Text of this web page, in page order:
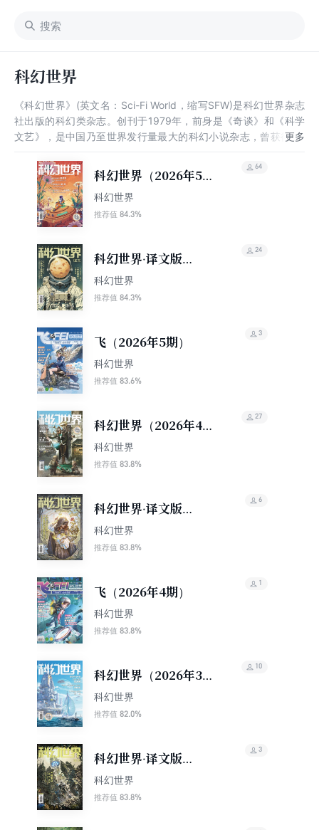
科幻世界
《科幻世界》(英文名：Sci-Fi World，缩写SFW)是科幻世界杂志
社出版的科幻类杂志。创刊于1979年，前身是《奇谈》和《科学
文艺》，是中国乃至世界发行量最大的科幻小说杂志，曾获得“世
百种重点社科期刊”、“双奖期刊”，曾承办过1991年世界科幻协会
年会，是中国科幻期刊中一面历久弥新的金牌。杨潇，阿来，秦莉
曾先后任杂志社社长，其中阿来任社长期间曾以《尘埃落定》获茅
盾文学奖。
科幻世界（2026年5
期）
科幻世界
推荐值 84.3%
64
科幻世界·译文版
（2026年5期）
科幻世界
推荐值 84.3%
24
飞（2026年5期）
科幻世界
推荐值 83.6%
3
科幻世界（2026年4
期）
科幻世界
推荐值 83.8%
27
科幻世界·译文版
（2026年4期）
科幻世界
推荐值 83.8%
6
飞（2026年4期）
科幻世界
推荐值 83.8%
1
科幻世界（2026年3
期）
科幻世界
推荐值 82.0%
10
科幻世界·译文版
（2026年3期）
科幻世界
推荐值 83.8%
3